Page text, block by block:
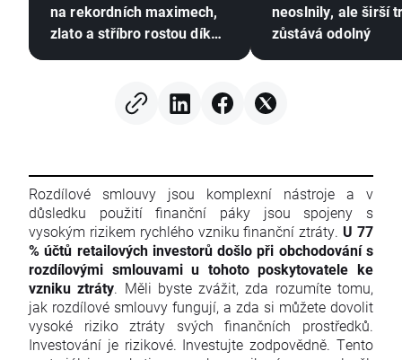
na rekordních maximech,
zlato a stříbro rostou díky
neoslnily, ale širší
zůstává odolný
Rozdílové smlouvy jsou komplexní nástroje a v
důsledku použití finanční páky jsou spojeny s
vysokým rizikem rychlého vzniku finanční ztráty. U 77
% účtů retailových investorů došlo při obchodování s
rozdílovými smlouvami u tohoto poskytovatele ke
vzniku ztráty. Měli byste zvážit, zda rozumíte tomu,
jak rozdílové smlouvy fungují, a zda si můžete dovolit
vysoké riziko ztráty svých finančních prostředků.
Investování je rizikové. Investujte zodpovědně. Tento